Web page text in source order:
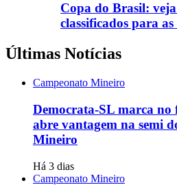
Copa do Brasil: veja
classificados para
Últimas Notícias
Campeonato Mineiro
Democrata-SL marca no
abre vantagem na semi
Mineiro
Há 3 dias
Campeonato Mineiro